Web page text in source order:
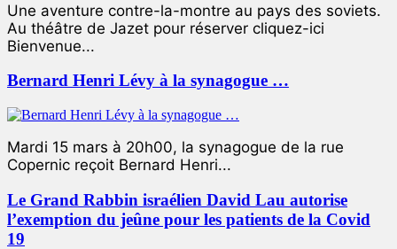
Une aventure contre-la-montre au pays des soviets.
Au théâtre de Jazet pour réserver cliquez-ici
Bienvenue...
Bernard Henri Lévy à la synagogue …
Mardi 15 mars à 20h00, la synagogue de la rue
Copernic reçoit Bernard Henri...
Le Grand Rabbin israélien David Lau autorise
l’exemption du jeûne pour les patients de la Covid
19